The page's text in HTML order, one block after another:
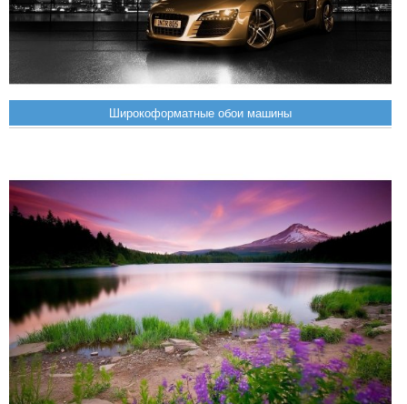
Широкоформатные обои машины